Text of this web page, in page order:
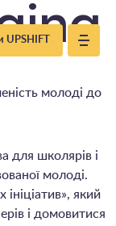
UPSHIFT
молоді до
для школярів і
молоді.
який
і домовитися